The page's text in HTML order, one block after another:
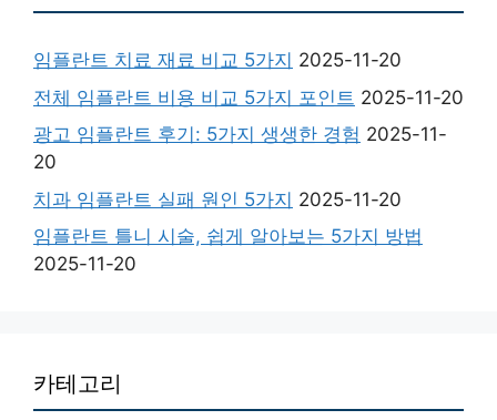
임플란트 치료 재료 비교 5가지 2025-11-20
전체 임플란트 비용 비교 5가지 포인트 2025-11-20
광고 임플란트 후기: 5가지 생생한 경험 2025-11-
20
치과 임플란트 실패 원인 5가지 2025-11-20
임플란트 틀니 시술, 쉽게 알아보는 5가지 방법
2025-11-20
카테고리